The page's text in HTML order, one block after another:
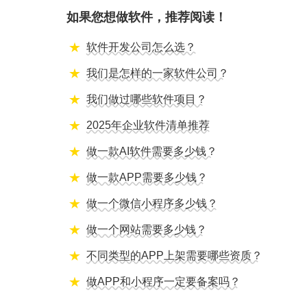
如果您想做软件，推荐阅读！
软件开发公司怎么选？
我们是怎样的一家软件公司？
我们做过哪些软件项目？
2025年企业软件清单推荐
做一款AI软件需要多少钱？
做一款APP需要多少钱？
做一个微信小程序多少钱？
做一个网站需要多少钱？
不同类型的APP上架需要哪些资质？
做APP和小程序一定要备案吗？